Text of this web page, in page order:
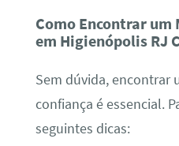
Como Encontrar um
em Higienópolis RJ
Sem dúvida, encontrar
confiança é essencial.
seguintes dicas: